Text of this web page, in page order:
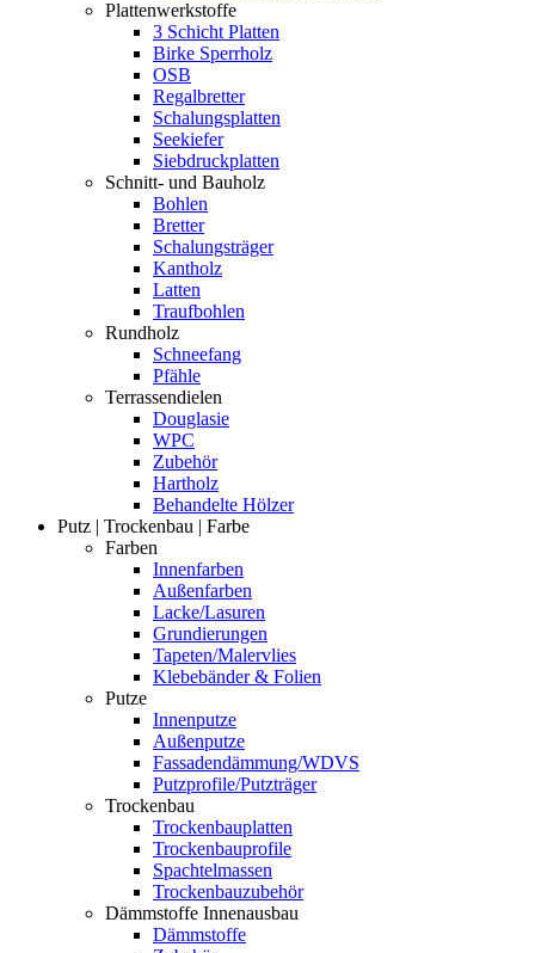
Plattenwerkstoffe
3 Schicht Platten
Birke Sperrholz
OSB
Regalbretter
Schalungsplatten
Seekiefer
Siebdruckplatten
Schnitt- und Bauholz
Bohlen
Bretter
Schalungsträger
Kantholz
Latten
Traufbohlen
Rundholz
Schneefang
Pfähle
Terrassendielen
Douglasie
WPC
Zubehör
Hartholz
Behandelte Hölzer
Putz | Trockenbau | Farbe
Farben
Innenfarben
Außenfarben
Lacke/Lasuren
Grundierungen
Tapeten/Malervlies
Klebebänder & Folien
Putze
Innenputze
Außenputze
Fassadendämmung/WDVS
Putzprofile/Putzträger
Trockenbau
Trockenbauplatten
Trockenbauprofile
Spachtelmassen
Trockenbauzubehör
Dämmstoffe Innenausbau
Dämmstoffe